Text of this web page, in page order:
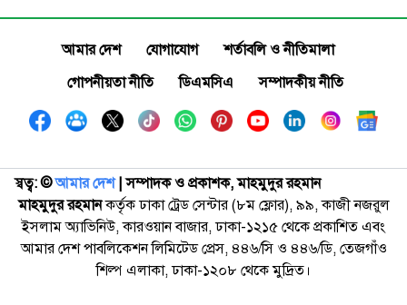
আমার দেশ যোগাযোগ
শর্তাবলি ও নীতিমালা
গোপনীয়তা নীতি
ডিএমসিএ সম্পাদকীয় নীতি
স্বত্ব: ©️আমার দেশ| সম্পাদক ও প্রকাশক, মাহমুদুর রহমান
মাহমুদুর রহমানকর্তৃক ঢাকা ট্রেড সেন্টার (৮ম ফ্লোর), ৯৯, কাজী নজরুল
ইসলাম অ্যাভিনিউ, কারওয়ান বাজার, ঢাকা-১২১৫ থেকে প্রকাশিত এবং
আমার দেশ পাবলিকেশন লিমিটেড প্রেস, ৪৪৬/সি ও ৪৪৬/ডি, তেজগাঁও
শিল্প এলাকা, ঢাকা-১২০৮ থেকে মুদ্রিত।